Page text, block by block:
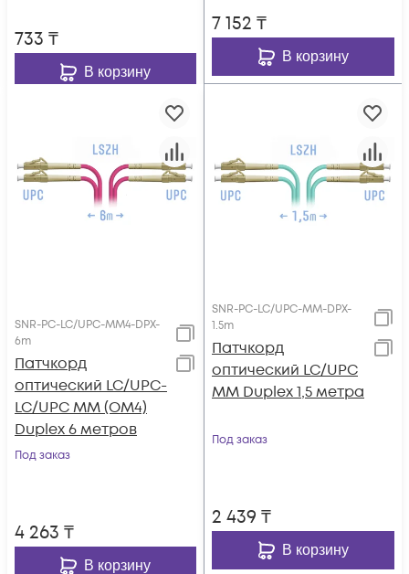
733 ₸
В корзину
7 152 ₸
В корзину
SNR-PC-LC/UPC-MM4-DPX-
6m
Патчкорд
оптический LC/UPC-
LC/UPC MM (OM4)
Duplex 6 метров
Под заказ
4 263 ₸
В корзину
SNR-PC-LC/UPC-MM-DPX-
1.5m
Патчкорд
оптический LC/UPC
MM Duplex 1,5 метра
Под заказ
2 439 ₸
В корзину